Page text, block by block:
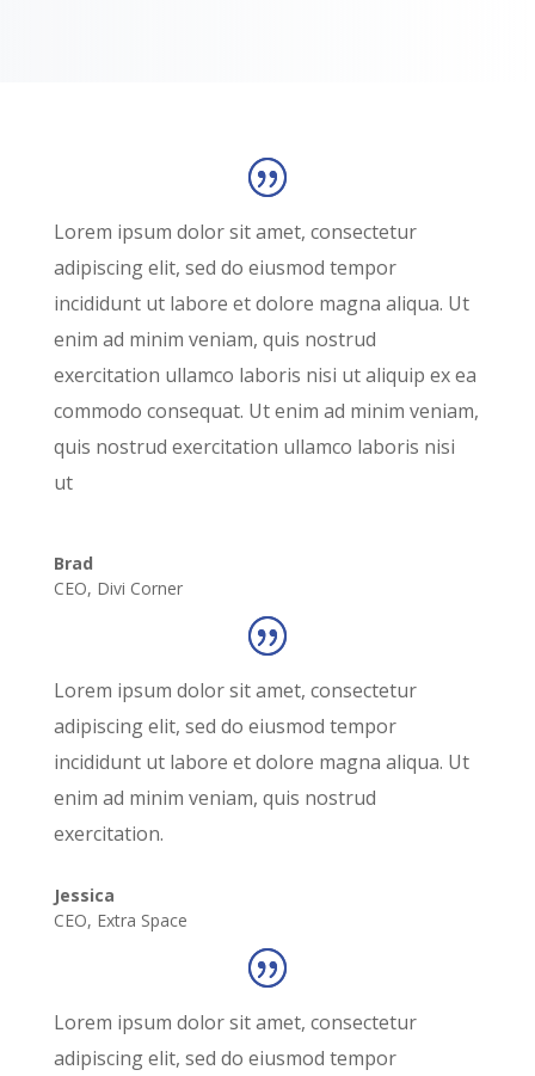
Lorem ipsum dolor sit amet, consectetur
adipiscing elit, sed do eiusmod tempor
incididunt ut labore et dolore magna aliqua. Ut
enim ad minim veniam, quis nostrud
exercitation ullamco laboris nisi ut aliquip ex ea
commodo consequat. Ut enim ad minim veniam,
quis nostrud exercitation ullamco laboris nisi
ut
Brad
CEO, Divi Corner
Lorem ipsum dolor sit amet, consectetur
adipiscing elit, sed do eiusmod tempor
incididunt ut labore et dolore magna aliqua. Ut
enim ad minim veniam, quis nostrud
exercitation.
Jessica
CEO, Extra Space
Lorem ipsum dolor sit amet, consectetur
adipiscing elit, sed do eiusmod tempor